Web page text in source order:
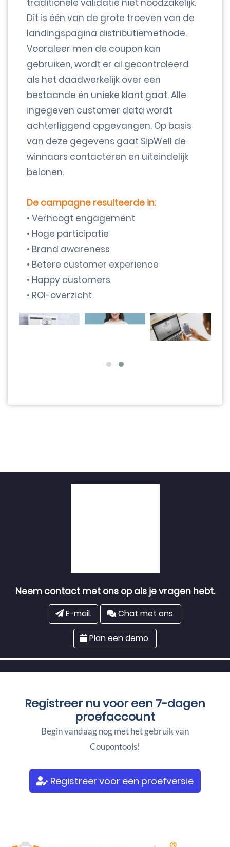
traditionele validatie niet noodzakelijk.
Dit is één van de grote troeven van de
landingspagina distributiemethode.
Vooraleer men de coupon kan
gebruiken, wordt er al gecontroleerd
als het daadwerkelijk over een
bestaande én unieke klant gaat. Alle
ingegeven customer data wordt
achterliggend opgevangen. Op basis
van deze gegevens gaat SipWell de
winnaars contacteren en uiteindelijk
belonen.
De campagne resulteerde in:
• Verhoogt engagement
• Hoge participatie
• Brand awareness
• Betere customer experience
• Happy customers
• ROI-overzicht
Neem contact met ons op als je vragen hebt.
E-mail. Chat met ons.
Plan een demo.
Registreer nu voor een 7-dagen
proefaccount
Begin vandaag nog met het gebruik van
Coupontools!
Registreer voor een proefversie